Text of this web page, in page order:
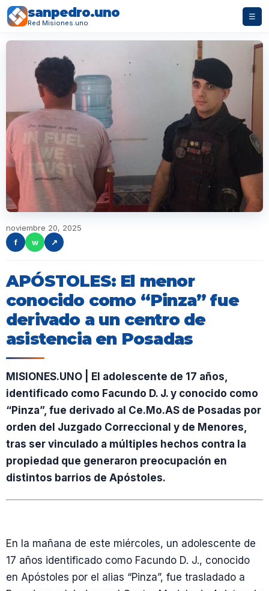
sanpedro.uno
Red Misiones.uno
☰
noviembre 20, 2025
f
w ↗
APÓSTOLES: El menor
conocido como “Pinza” fue
derivado a un centro de
asistencia en Posadas
MISIONES.UNO | El adolescente de 17 años,
identificado como Facundo D. J. y conocido como
“Pinza”, fue derivado al Ce.Mo.AS de Posadas por
orden del Juzgado Correccional y de Menores,
tras ser vinculado a múltiples hechos contra la
propiedad que generaron preocupación en
distintos barrios de Apóstoles.
En la mañana de este miércoles, un adolescente de
17 años identificado como Facundo D. J., conocido
en Apóstoles por el alias “Pinza”, fue trasladado a